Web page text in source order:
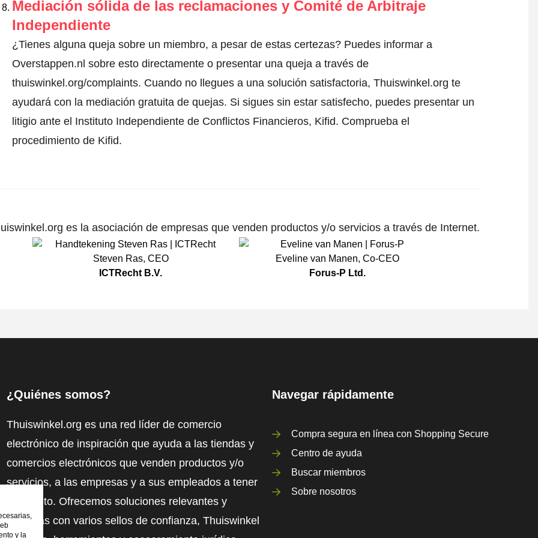
Mediación sólida de las reclamaciones y Comité de Arbitraje
Independiente
¿Tienes alguna queja sobre un miembro, a pesar de estas certezas? Puedes informar a
Overstappen.nl sobre esto directamente o presentar una queja a través de
thuiswinkel.org/complaints. Cuando no llegues a una solución satisfactoria, Thuiswinkel.org te
ayudará con la mediación gratuita de quejas. Si sigues sin estar satisfecho, puedes presentar un
litigio ante el Instituto Independiente de Conflictos Financieros, Kifid. Comprueba el
procedimiento de Kifid.
es la asociación de empresas que venden productos y/o servicios a través de Internet.
Steven Ras, CEO
ICTRecht B.V.
Eveline van Manen, Co-CEO
Forus-P Ltd.
¿Quiénes somos?
Thuiswinkel.org es una red líder de comercio
electrónico de inspiración que ayuda a las tiendas y
comercios electrónicos que venden productos y/o
servicios, a las empresas y a sus empleados a tener
más éxito. Ofrecemos soluciones relevantes y
prácticas con varios sellos de confianza, Thuiswinkel
Navegar rápidamente
Compra segura en línea con Shopping Secure
Centro de ayuda
Buscar miembros
Sobre nosotros
y la